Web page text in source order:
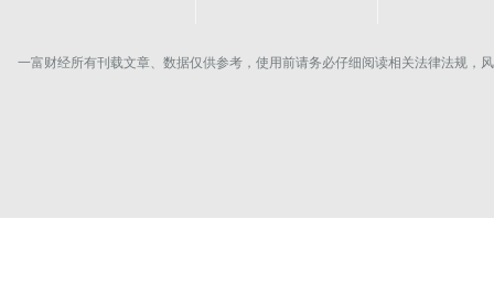
一富财经所有刊载文章、数据仅供参考，使用前请务必仔细阅读相关法律法规